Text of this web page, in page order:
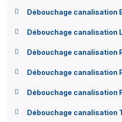
Débouchage canalisation
Débouchage canalisation
Débouchage canalisation
Débouchage canalisation
Débouchage canalisation
Débouchage canalisation